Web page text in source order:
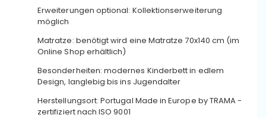
Erweiterungen optional: Kollektionserweiterung
möglich
Matratze: benötigt wird eine Matratze 70x140 cm (im
Online Shop erhältlich)
Besonderheiten: modernes Kinderbett in edlem
Design, langlebig bis ins Jugendalter
Herstellungsort: Portugal Made in Europe by TRAMA -
zertifiziert nach ISO 9001